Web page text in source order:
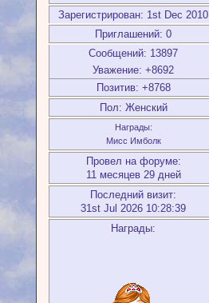
Зарегистрирован: 1st Dec 2010
Приглашений: 0
Сообщений: 13897
Уважение: +8692
Позитив: +8768
Пол: Женский
Награды:
Мисс Имболк
Провел на форуме:
11 месяцев 29 дней
Последний визит:
31st Jul 2026 10:28:39
Награды: